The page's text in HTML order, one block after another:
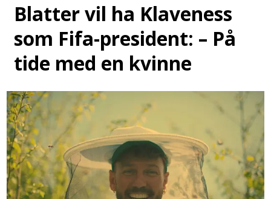
Blatter vil ha Klaveness
som Fifa-president: – På
tide med en kvinne